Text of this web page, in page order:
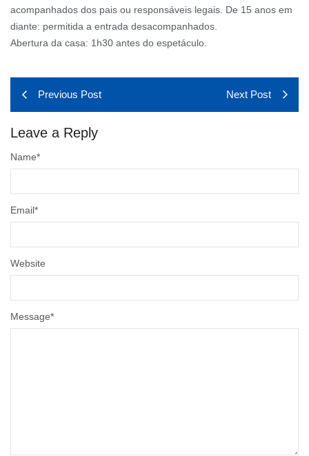
acompanhados dos pais ou responsáveis legais. De 15 anos em
diante: permitida a entrada desacompanhados.
Abertura da casa: 1h30 antes do espetáculo.
Previous Post Next Post
Leave a Reply
Message*
Name*
Email*
Website